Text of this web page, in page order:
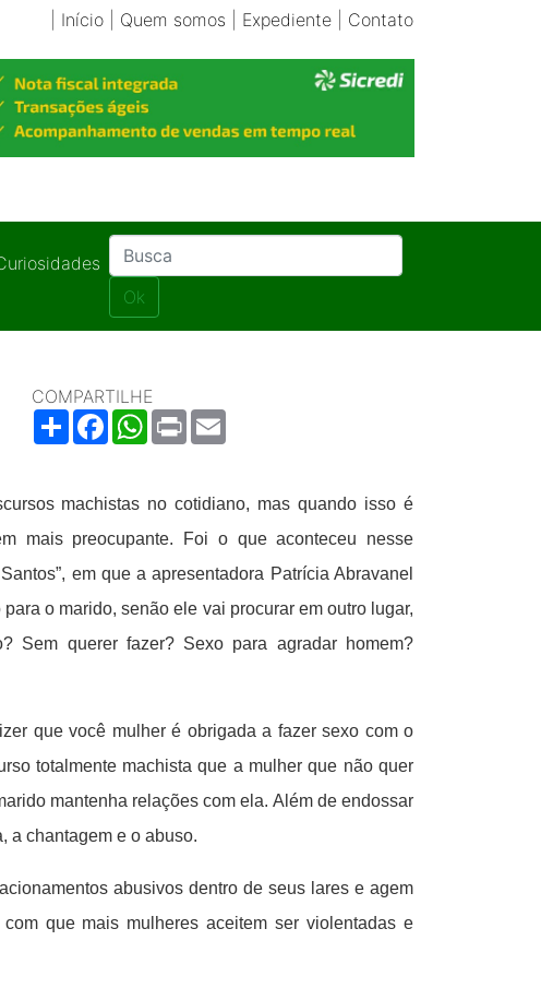
Início| Quem somos Expediente| Contato
Ok
COMPARTILHE
ShareFacebookWhatsApp
Print
machistas no cotidiano, mas quando isso é
mais preocupante. Foi o que aconteceu nesse
em que a apresentadora Patrícia Abravanel
o marido, senão ele vai procurar em outro lugar,
Sem querer fazer? Sexo para agradar homem?
que você mulher é obrigada a fazer sexo com o
totalmente machista que a mulher que não quer
mantenha relações com ela. Além de endossar
a chantagem e o abuso.
abusivos dentro de seus lares e agem
que mais mulheres aceitem ser violentadas e